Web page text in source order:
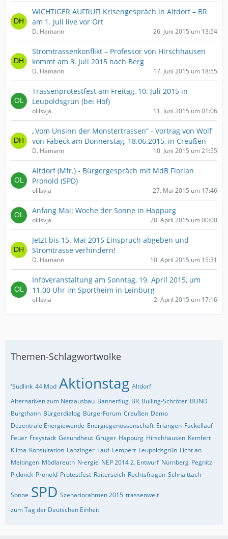
WICHTIGER AUFRUF! Krisengespräch in Altdorf – BR
am 1. Juli live vor Ort
D. Hamann 26. Juni 2015 um 13:54
Stromtrassenkonflikt – Professor von Hirschhausen
kommt am 3. Juli 2015 nach Berg
D. Hamann 17. Juni 2015 um 18:55
Trassenprotestfest am Freitag, 10. Juli 2015 in
Leupoldsgrün (bei Hof)
olilsvja 11. Juni 2015 um 01:06
„Vom Unsinn der Monstertrassen“ - Vortrag von Wolf
von Fabeck am Donnerstag, 18.06.2015, in Creußen
D. Hamann 10. Juni 2015 um 21:55
Altdorf (Mfr.) - Bürgergespräch mit MdB Florian
Pronold (SPD)
olilsvja 27. Mai 2015 um 17:46
Anfang Mai: Woche der Sonne in Happurg
olilsvja 28. April 2015 um 00:00
Jetzt bis 15. Mai 2015 Einspruch abgeben und
Stromtrasse verhindern!
D. Hamann 10. April 2015 um 15:31
Infoveranstaltung am Sonntag, 19. April 2015, um
11.00 Uhr im Sportheim in Leinburg
olilsvja 2. April 2015 um 17:16
Themen-Schlagwortwolke
'Südlink 44 Mod Aktionstag Altdorf
Alternativen zum Netzausbau Bannerflug BR Bulling-Schröter BUND
Burgthann Bürgerdialog BürgerForum Creußen Demo
Dezentrale Energiewende Energiegenossenschaft Erlangen Fackellauf
Feuer Freystadt Gesundheut Grüger Happurg Hirschhausen Kemfert
Klima Konsultation Lanzinger Lauf Lempert Leupoldsgrün Licht an
Meitingen Mödlareuth N-ergie NEP 2014 2. Entwurf Nürnberg Pegnitz
Picknick Pronold Protestfest Raiterseich Rechtsfragen Schnaittach
Sonne SPD Szenariorahmen 2015 trassenweit
zum Tag der Deutschen Einheit